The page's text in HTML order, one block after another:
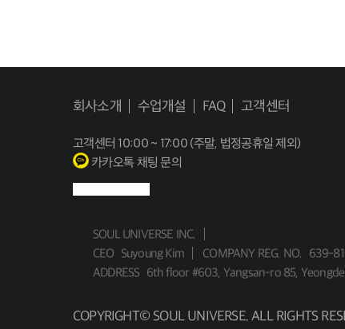
회사소개 수업개설 FAQ 고객센터
고객센터 10:00 ~ 17:00 (주말, 법정공휴일 제외)
카카오톡 채팅 문의
SOUL UNIVERSE INC.
CEO
Suyoung Kim COMPANY REG. NO. 639-
ADDRESS
6th floor #603, Yangsan-ro 85,
COPYRIGHT© SOUL UNIVERSE. ALL RIGHTS